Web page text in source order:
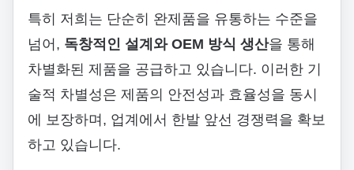
특히 저희는 단순히 완제품을 유통하는 수준을
넘어, 독창적인 설계와 OEM 방식 생산을 통해
차별화된 제품을 공급하고 있습니다. 이러한 기
술적 차별성은 제품의 안전성과 효율성을 동시
에 보장하며, 업계에서 한발 앞선 경쟁력을 확보
하고 있습니다.